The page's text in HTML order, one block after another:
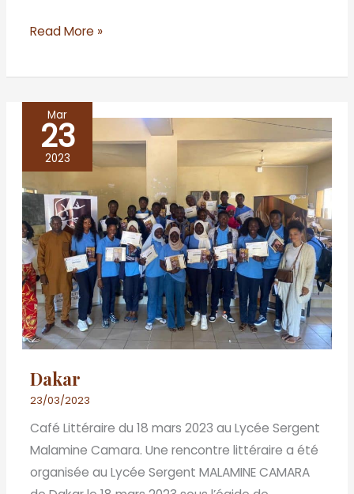
Read More »
Mar
23
2023
Dakar
23/03/2023
Café Littéraire du 18 mars 2023 au Lycée Sergent
Malamine Camara. Une rencontre littéraire a été
organisée au Lycée Sergent MALAMINE CAMARA
Dakar